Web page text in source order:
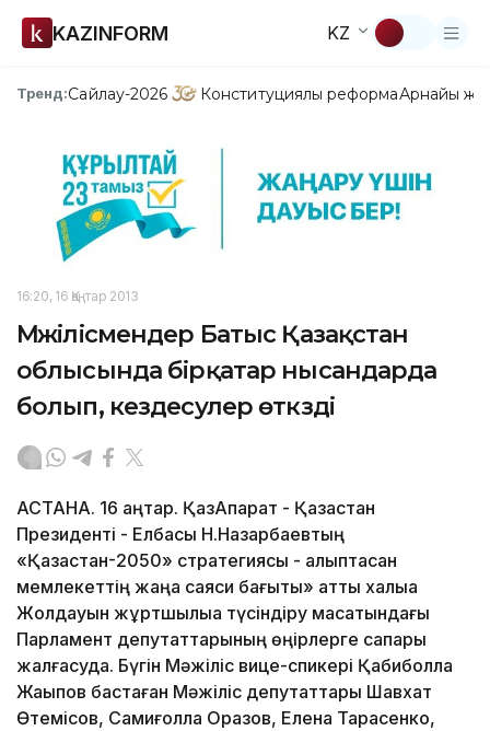
KAZINFORM KZ
Тренд:Сайлау-2026 Конституциялық реформаАрнайы
16:20, 16 Қаңтар 2013
Мәжілісмендер Батыс Қазақстан
облысында бірқатар нысандарда
болып, кездесулер өткзді
АСТАНА. 16 қаңтар. ҚазАқпарат - Қазақстан
Президенті - Елбасы Н.Назарбаевтың
«Қазақстан-2050» стратегиясы - қалыптасқан
мемлекеттің жаңа саяси бағыты» атты халыққа
Жолдауын жұртшылыққа түсіндіру мақсатындағы
Парламент депутаттарының өңірлерге сапары
жалғасуда. Бүгін Мәжіліс вице-спикері Қабиболла
Жақыпов бастаған Мәжіліс депутаттары Шавхат
Өтемісов, Самиғолла Оразов, Елена Тарасенко,